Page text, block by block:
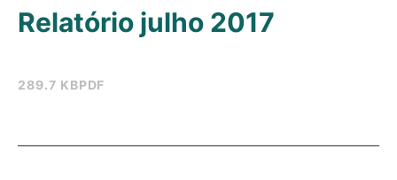
289.7 KBPDF
Relatório julho 2017